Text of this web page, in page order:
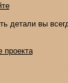
детали вы
проекта